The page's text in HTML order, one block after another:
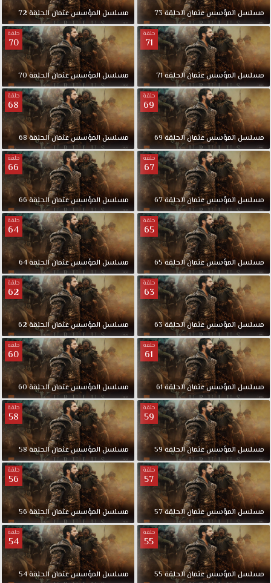
مسلسل المؤسسعثمانالحلقة73 مسلسل المؤسسعثمانالحلقة72
حلقة
71
مسلسل المؤسسعثمانالحلقة71
حلقة
70
مسلسل المؤسسعثمانالحلقة70
حلقة
69
مسلسل المؤسسعثمانالحلقة69
حلقة
68
مسلسل المؤسسعثمانالحلقة68
حلقة
67
مسلسل المؤسسعثمانالحلقة67
حلقة
66
مسلسل المؤسسعثمانالحلقة66
حلقة
65
مسلسل المؤسسعثمانالحلقة65
حلقة
64
مسلسل المؤسسعثمانالحلقة64
حلقة
63
مسلسل المؤسسعثمانالحلقة63
حلقة
62
مسلسل المؤسسعثمانالحلقة62
حلقة
61
مسلسل المؤسسعثمانالحلقة61
حلقة
60
مسلسل المؤسسعثمانالحلقة60
حلقة
59
مسلسل المؤسسعثمانالحلقة59
حلقة
58
مسلسل المؤسسعثمانالحلقة58
حلقة
57
مسلسل المؤسسعثمانالحلقة57
حلقة
56
مسلسل المؤسسعثمانالحلقة56
حلقة
55
مسلسل المؤسسعثمانالحلقة55
حلقة
54
مسلسل المؤسسعثمانالحلقة54